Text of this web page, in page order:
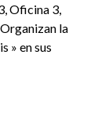
Oficina 3,
la
» en sus